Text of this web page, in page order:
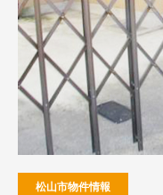
松山市物件情報